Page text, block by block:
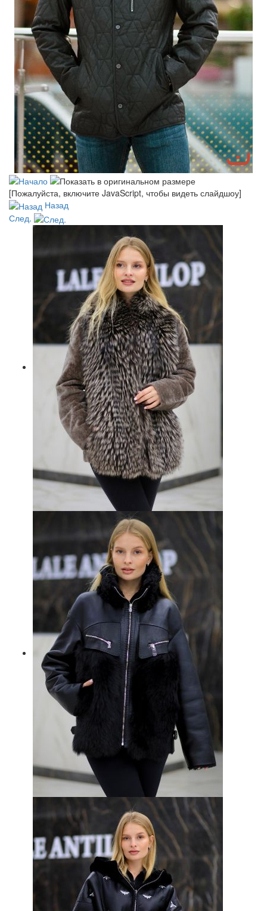
[Пожалуйста, включите JavaScript, чтобы видеть слайдшоу]
Назад
След.